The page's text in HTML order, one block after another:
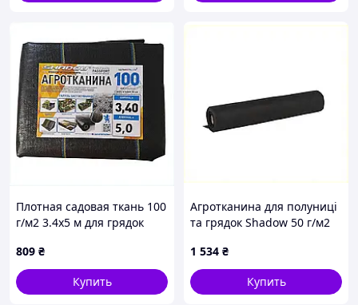
Плотная садовая ткань 100
г/м2 3.4х5 м для грядок
809 ₴
Купить
Агротканина для полуниці
та грядок Shadow 50 г/м2
88K5145ME4
1 534 ₴
Купить